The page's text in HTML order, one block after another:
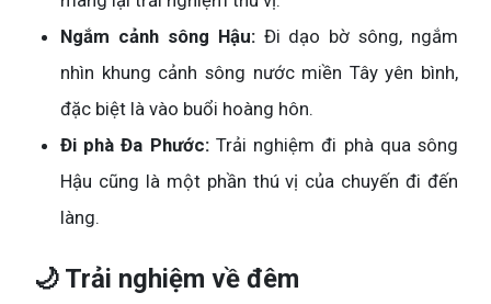
Ngắm cảnh sông Hậu:Đi dạo bờ sông, ngắm
nhìn khung cảnh sông nước miền Tây yên bình,
đặc biệt là vào buổi hoàng hôn.
Đi phà Đa Phước:Trải nghiệm đi phà qua sông
Hậu cũng là một phần thú vị của chuyến đi đến
làng.
🌙 Trải nghiệm về đêm